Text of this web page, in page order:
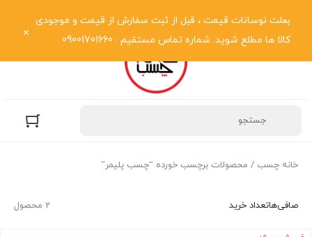
بعلت نوسانات قیمت ، قبل از ثبت سفارش از قیمت و موجودی
کالا ها مطلع شوید. شماره تماس مستقیم : 09001701660
خانه چسب / محصولات برچسب خورده “چسب پلیمر”
2 محصول صافی‌هاتعداد خرید